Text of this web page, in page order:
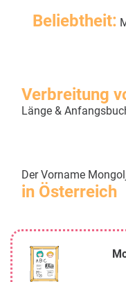
Beliebtheit:
Verbreitung
Länge &
Der Vorname
in Österreich